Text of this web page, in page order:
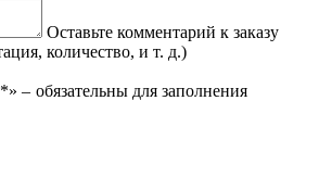
Оставьте комментарий к заказу
количество, и т. д.)
*» ‒ обязательны для заполнения